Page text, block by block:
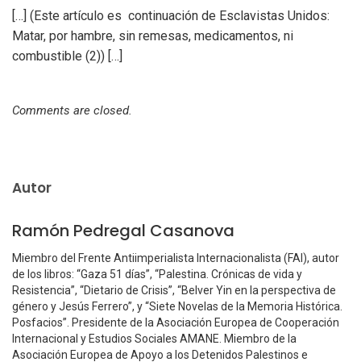
[…] (Este artículo es continuación de Esclavistas Unidos:
Matar, por hambre, sin remesas, medicamentos, ni
combustible (2)) […]
Comments are closed.
Autor
Ramón Pedregal Casanova
Miembro del Frente Antiimperialista Internacionalista (FAI), autor
de los libros: “Gaza 51 días”, “Palestina. Crónicas de vida y
Resistencia”, “Dietario de Crisis”, “Belver Yin en la perspectiva de
género y Jesús Ferrero”, y “Siete Novelas de la Memoria Histórica.
Posfacios”. Presidente de la Asociación Europea de Cooperación
Internacional y Estudios Sociales AMANE. Miembro de la
Asociación Europea de Apoyo a los Detenidos Palestinos e